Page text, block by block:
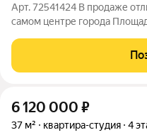
Арт. 72541424 В продаже
самом центре города
можно оставить мебель Так
возле дома (габариты высота
6 120 000 ₽
37 м² квартира-студия 4